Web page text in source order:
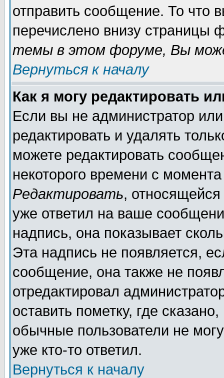
отправить сообщение. То что
перечислено внизу страницы
темы в этом форуме, Вы
Вернуться к началу
Как я могу редактировать
Если вы не администратор
редактировать и удалять
можете редактировать
некоторого времени с
Редактировать,
уже ответил на ваше
надпись, она показывает
Эта надпись не появляется,
сообщение, она также не
отредактировал
оставить пометку, где
обычные пользователи не
уже кто-то ответил.
Вернуться к началу